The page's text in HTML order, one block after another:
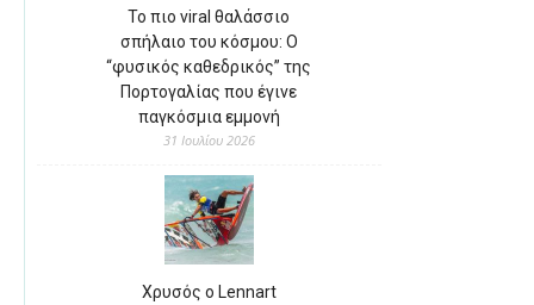
Το πιο viral θαλάσσιο
σπήλαιο του κόσμου: Ο
“φυσικός καθεδρικός” της
Πορτογαλίας που έγινε
παγκόσμια εμμονή
31 Ιουλίου 2026
Χρυσός ο Lennart